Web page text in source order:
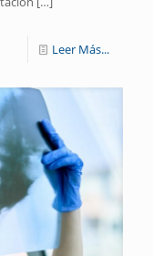
Leer Más...